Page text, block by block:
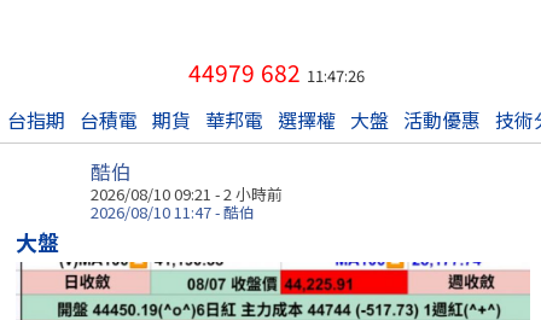
44979 682 11:47:26
台指期 台積電 期貨 華邦電 選擇權 大盤 活動優惠 技術
酷伯
2026/08/10 09:21 -2 小時前
2026/08/10 11:47 - 酷伯
大盤